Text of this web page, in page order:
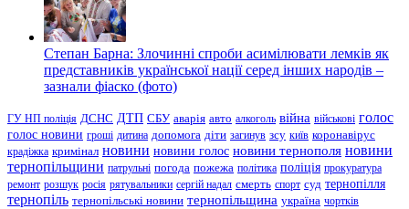
Степан Барна: Злочинні спроби асимілювати лемків як
представників української нації серед інших народів –
зазнали фіаско (фото)
ГУ НП поліція ДСНС ДТП СБУ аварія авто алкоголь війна військові голос
голос новини гроші дитина допомога діти загинув зсу київ коронавірус
крадіжка кримінал новини новини голос новини тернополя новини
тернопільщини патрульні погода пожежа політика поліція прокуратура
ремонт розшук росія рятувальники сергій надал смерть спорт суд тернопілля
тернопіль тернопільські новини тернопільщина україна чортків